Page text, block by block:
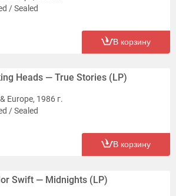
/ Sealed
В корзину
Heads — True Stories (LP)
Europe, 1986 г.
/ Sealed
В корзину
Swift — Midnights (LP)